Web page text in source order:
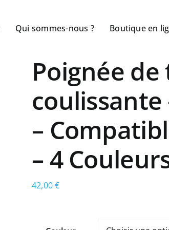
Qui sommes-nous ? Boutique en
Poignée
coulissante
–
– 4
42,00€